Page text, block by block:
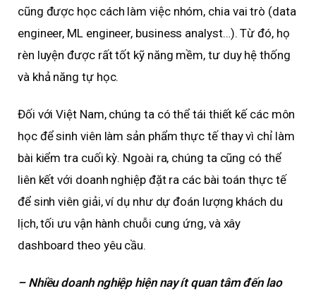
cũng được học cách làm việc nhóm, chia vai trò (data
engineer, ML engineer, business analyst…). Từ đó, họ
rèn luyện được rất tốt kỹ năng mềm, tư duy hệ thống
và khả năng tự học.
Đối với Việt Nam, chúng ta có thể tái thiết kế các môn
học để sinh viên làm sản phẩm thực tế thay vì chỉ làm
bài kiểm tra cuối kỳ. Ngoài ra, chúng ta cũng có thể
liên kết với doanh nghiệp đặt ra các bài toán thực tế
để sinh viên giải, ví dụ như dự đoán lượng khách du
lịch, tối ưu vận hành chuỗi cung ứng, và xây
dashboard theo yêu cầu.
– Nhiều doanh nghiệp hiện nay ít quan tâm đến lao